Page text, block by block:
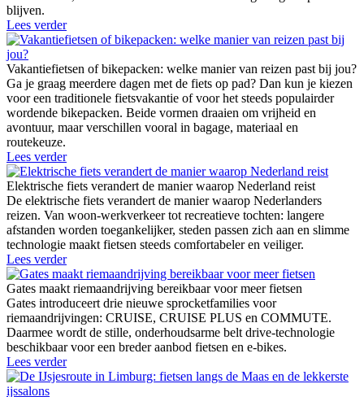
blijven.
Lees verder
Vakantiefietsen of bikepacken: welke manier van reizen past bij jou?
Ga je graag meerdere dagen met de fiets op pad? Dan kun je kiezen
voor een traditionele fietsvakantie of voor het steeds populairder
wordende bikepacken. Beide vormen draaien om vrijheid en
avontuur, maar verschillen vooral in bagage, materiaal en
routekeuze.
Lees verder
Elektrische fiets verandert de manier waarop Nederland reist
De elektrische fiets verandert de manier waarop Nederlanders
reizen. Van woon-werkverkeer tot recreatieve tochten: langere
afstanden worden toegankelijker, steden passen zich aan en slimme
technologie maakt fietsen steeds comfortabeler en veiliger.
Lees verder
Gates maakt riemaandrijving bereikbaar voor meer fietsen
Gates introduceert drie nieuwe sprocketfamilies voor
riemaandrijvingen: CRUISE, CRUISE PLUS en COMMUTE.
Daarmee wordt de stille, onderhoudsarme belt drive-technologie
beschikbaar voor een breder aanbod fietsen en e-bikes.
Lees verder